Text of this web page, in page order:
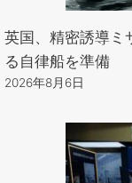
英国、精密誘導ミ
る自律船を準備
2026年8月6日